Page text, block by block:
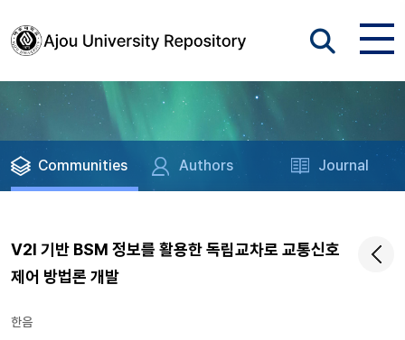
Communities Authors Journal
V2I 기반 BSM 정보를 활용한 독립교차로 교통신호
제어 방법론 개발
한음